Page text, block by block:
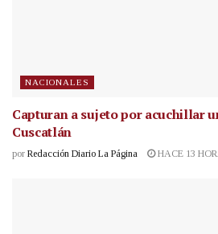
NACIONALES
Capturan a sujeto por acuchillar
Cuscatlán
por Redacción Diario La Página HACE 13